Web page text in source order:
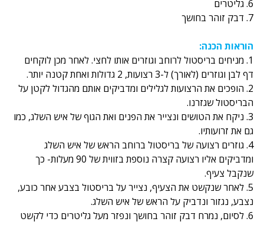
6. גליטרים
7. דבק זוהר בחושך
הוראות הכנה:
1. מניחים בריסטול לרוחב וגוזרים אותו לחצי. לאחר מכן לוקחים
דף לבן וגוזרים (לאורך) ל-3 רצועות, 2 גדולות ואחת קטנה יותר.
2. הופכים את הרצועות לגלילים ומדביקים אותם מהגדול לקטן על
הבריסטול שגזרנו.
3. ניקח את הטושים ונצייר את הפנים ואת הגוף של איש השלג, כמו
גם את זרועותיו.
4. גוזרים רצועה של בריסטול ברוחב הראש של איש השלג
ומדביקים אליו רצועה קצרה נוספת בזווית של 90 מעלות- כך
שנקבל צעיף.
5. לאחר שנקשט את הצעיף, נצייר על בריסטול בצבע אחר כובע,
נצבע, נגזור ונדביק על הראש של איש השלג.
6. לסיום, נמרח דבק זוהר בחושך ונפזר מעל גליטרים כדי לקשט